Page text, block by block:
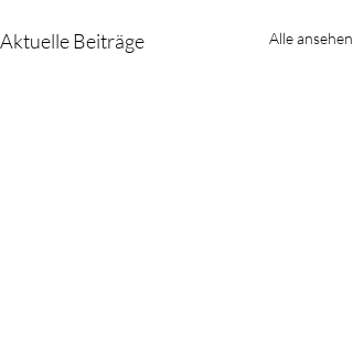
Aktuelle Beiträge Alle ansehen